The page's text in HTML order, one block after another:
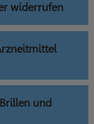
widerrufen
und